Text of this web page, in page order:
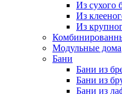
Из сухого
Из
Из
Модульные дома
Бани
Бани из
Бани из
Бани из